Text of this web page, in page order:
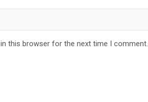
this browser for the next time I comment.